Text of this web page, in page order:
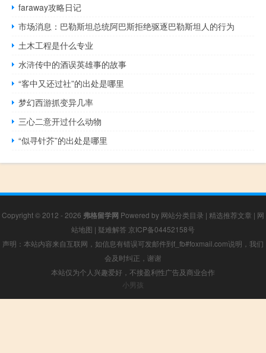
faraway攻略日记
市场消息：巴勒斯坦总统阿巴斯拒绝驱逐巴勒斯坦人的行为
土木工程是什么专业
水浒传中的酒误英雄事的故事
“客中又还过社”的出处是哪里
梦幻西游抓变异几率
三心二意开过什么动物
“似寻针芥”的出处是哪里
Copyright © 2012 - 2026 弗格留学网 Powered by 网站分类目录 | 精选推荐文章 | 网
站地图 | 疑难解答 京ICP备04452158号
声明：本站内容来自互联网，如信息有错误可发邮件到f_fb#foxmail.com说明，我们
会及时纠正，谢谢
本站仅为个人兴趣爱好，不接盈利性广告及商业合作
小男孩